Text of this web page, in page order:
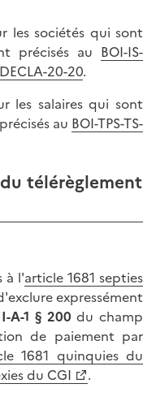
les sociétés qui sont
précisés au BOI-IS-
20-20.
les salaires qui sont
au BOI-TPS-TS-
télérèglement
à l'article 1681 septies
expressément
A-1 § 200 du champ
de paiement par
1681 quinquies du
du CGI .